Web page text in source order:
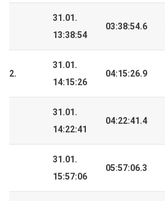
31.01.
13:38:54
03:38:54.6
2.
31.01.
14:15:26
04:15:26.9
31.01.
14:22:41
04:22:41.4
31.01.
15:57:06
05:57:06.3